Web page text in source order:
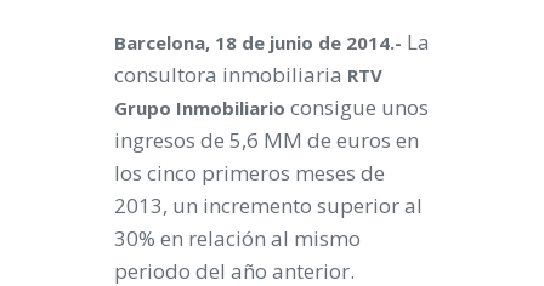
Barcelona, 18 de junio de 2014.- La
consultora inmobiliaria RTV
Grupo Inmobiliario consigue unos
ingresos de 5,6 MM de euros en
los cinco primeros meses de
2013, un incremento superior al
30% en relación al mismo
periodo del año anterior.